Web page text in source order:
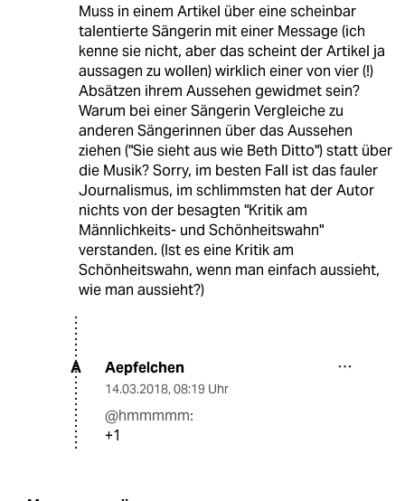
Muss in einem Artikel über eine scheinbar
talentierte Sängerin mit einer Message (ich
kenne sie nicht, aber das scheint der Artikel ja
aussagen zu wollen) wirklich einer von vier (!)
Absätzen ihrem Aussehen gewidmet sein?
Warum bei einer Sängerin Vergleiche zu
anderen Sängerinnen über das Aussehen
ziehen ("Sie sieht aus wie Beth Ditto") statt über
die Musik? Sorry, im besten Fall ist das fauler
Journalismus, im schlimmsten hat der Autor
nichts von der besagten "Kritik am
Männlichkeits- und Schönheitswahn"
verstanden. (Ist es eine Kritik am
Schönheitswahn, wenn man einfach aussieht,
wie man aussieht?)
A Aepfelchen
14.03.2018, 08:19 Uhr
@hmmmmm:
+1